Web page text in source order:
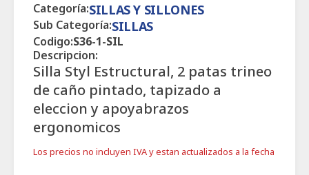
Categoría:SILLAS Y SILLONES
Sub Categoría:SILLAS
Codigo:S36-1-SIL
Descripcion:
Silla Styl Estructural, 2 patas trineo
de caño pintado, tapizado a
eleccion y apoyabrazos
ergonomicos
Los precios no incluyen IVA y estan actualizados a la fecha